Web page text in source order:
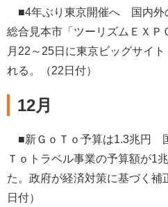
■4年ぶり東京開催へ 国内外
総合見本市「ツーリズムＥＸＰ
月22～25日に東京ビッグサイ
れる。（22日付）
12月
■新ＧｏＴｏ予算は1.3兆円
Ｔｏトラベル事業の予算額が1
た。政府が経済対策に基づく補
日付）